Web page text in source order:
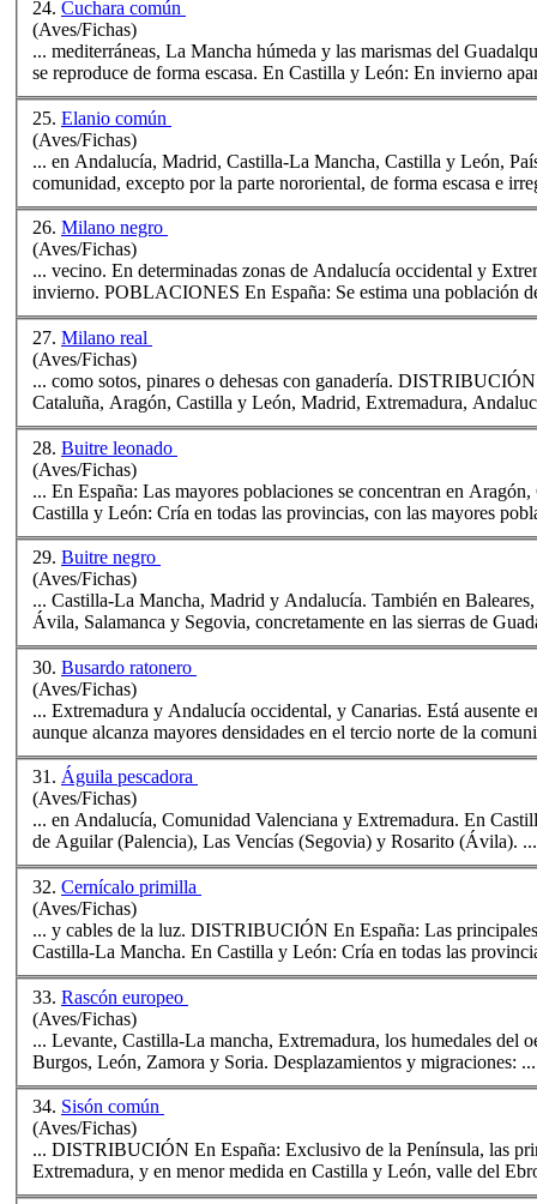
24. Cuchara común
(Aves/Fichas)
... mediterráneas, La Mancha húmeda y las marismas del
se reproduce de forma escasa. En Castilla y León: En invierno
25. Elanio común
(Aves/Fichas)
... en Andalucía, Madrid, Castilla-La Mancha, Castilla y León,
comunidad, excepto por la parte nororiental, de forma escasa e
26. Milano negro
(Aves/Fichas)
... vecino. En determinadas zonas de Andalucía occidental y
invierno. POBLACIONES En España: Se estima una población
27. Milano real
(Aves/Fichas)
... como sotos, pinares o dehesas con ganadería. DISTRIBUCIÓN En España: La población reproductora se distribuye por Navarra, País Vasco,
Cataluña, Aragón, Castilla y León, Madrid, Extremadura, Anda
28. Buitre leonado
(Aves/Fichas)
... En España: Las mayores poblaciones se concentran en
Castilla y León: Cría en todas las provincias, con las mayores
29. Buitre negro
(Aves/Fichas)
... Castilla-La Mancha, Madrid y Andalucía. También en
Ávila, Salamanca y Segovia, concretamente en las sierras de
30. Busardo ratonero
(Aves/Fichas)
... Extremadura y Andalucía occidental, y Canarias. Está ausente
aunque alcanza mayores densidades en el tercio norte de la
31. Águila pescadora
(Aves/Fichas)
... en Andalucía, Comunidad Valenciana y Extremadura. En
de Aguilar (Palencia), Las Vencías (Segovia) y Rosarito (Ávila). ...
32. Cernícalo primilla
(Aves/Fichas)
... y cables de la luz. DISTRIBUCIÓN En España:
Castilla-La Mancha. En Castilla y León: Cría en todas las
33. Rascón europeo
(Aves/Fichas)
... Levante, Castilla-La mancha, Extremadura, los humedales del
Burgos, León, Zamora y Soria. Desplazamientos y migraciones: ...
34. Sisón común
(Aves/Fichas)
... DISTRIBUCIÓN En España: Exclusivo de la Península, las
Extremadura, y en menor medida en Castilla y León, valle del